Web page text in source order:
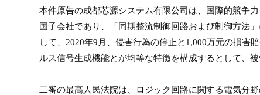
本件原告の成都芯源システム有限公司は、国際的競争
国子会社であり、「同期整流制御回路および制御方法
して、 2020年9 月、侵害行為の停止と 1,000万元の損害
ルス信号生成機能とが均等な特徴を構成するとして、
二審の最高人民法院は、ロジック回路に関する電気分